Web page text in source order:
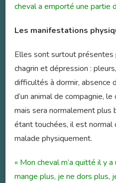
cheval a emporté une partie
Les manifestations
Elles sont surtout présentes
chagrin et dépression :
difficultés à dormir, absence
d’un animal de compagnie,
mais sera normalement plus
étant touchées, il est
malade physiquement.
« Mon cheval m’a quitté il y
mange plus, je ne dors plus,